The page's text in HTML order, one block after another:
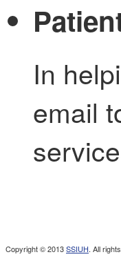
In
email
Copyright © 2013SSIUH. All